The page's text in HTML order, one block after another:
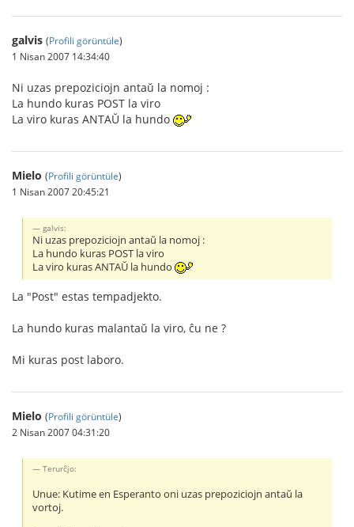
galvis (Profili görüntüle)
1 Nisan 2007 14:34:40
Ni uzas prepoziciojn antaŭ la nomoj :
La hundo kuras POST la viro
La viro kuras ANTAŬ la hundo
Mielo (Profili görüntüle)
1 Nisan 2007 20:45:21
galvis:
Ni uzas prepoziciojn antaŭ la nomoj :
La hundo kuras POST la viro
La viro kuras ANTAŬ la hundo
La "Post" estas tempadjekto.
La hundo kuras malantaŭ la viro, ĉu ne ?
Mi kuras post laboro.
Mielo (Profili görüntüle)
2 Nisan 2007 04:31:20
Terurĉjo:
Unue: Kutime en Esperanto oni uzas prepoziciojn antaŭ la
vortoj.